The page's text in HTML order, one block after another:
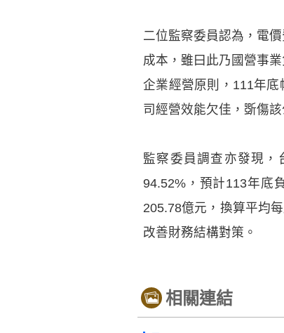
二位監察委員認為，電
成本，雖曰此乃國營事
企業經營原則，111年
司經營效能欠佳，斲傷
監察委員調查亦發現，
94.52%，預計113年底
205.78億元，換算平均
改善財務結構對策。
相關連結